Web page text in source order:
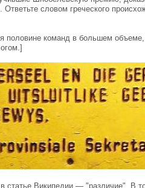
словом греческого
половине команд в большем
статье Википедии — "различие". В